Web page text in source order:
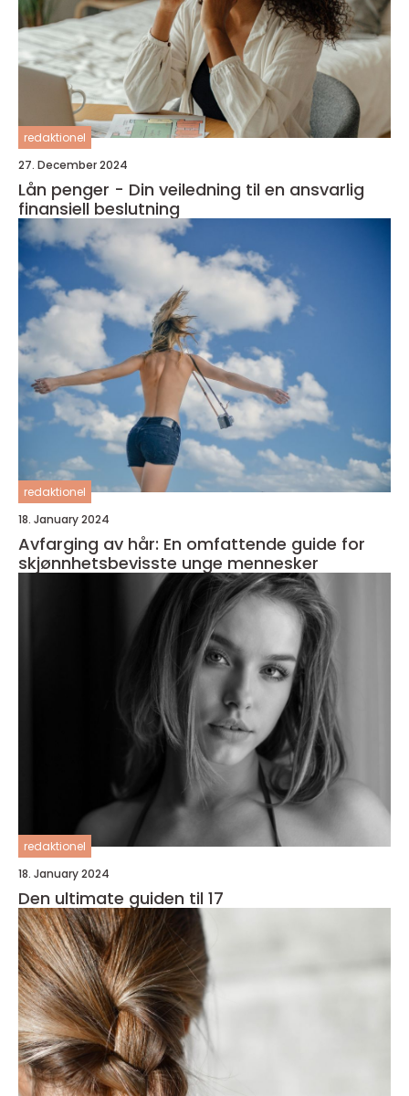
redaktionel
27. December 2024
Lån penger - Din veiledning til en ansvarlig
finansiell beslutning
redaktionel
18. January 2024
Avfarging av hår: En omfattende guide for
skjønnhetsbevisste unge mennesker
redaktionel
18. January 2024
Den ultimate guiden til 17